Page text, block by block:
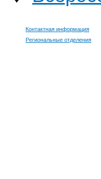
Контактная информация
Региональные отделения